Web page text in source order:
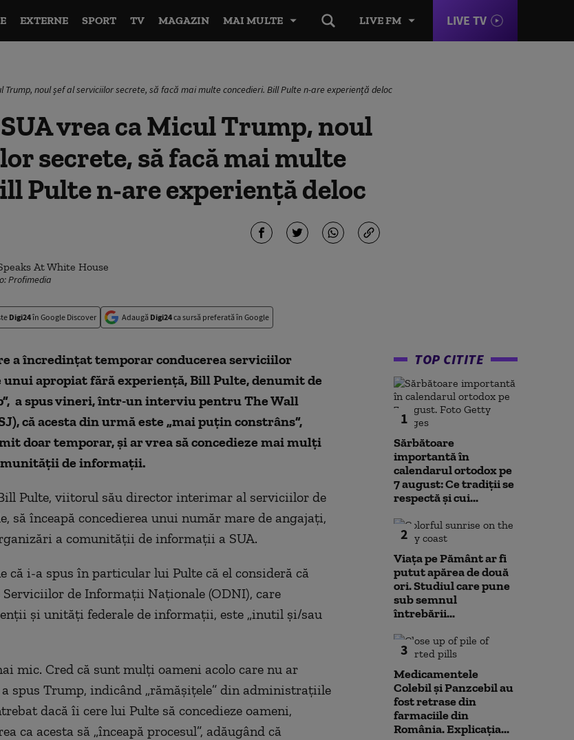
LIVE FM LIVE TV
EXTERNE SPORT TV MAGAZIN MAI MULTE
Trump, noul șef al serviciilor secrete, să facă mai multe concedieri. Bill Pulte n-are experiență deloc
vrea ca Micul Trump, noul
secrete, să facă mai multe
Pulte n-are experiență deloc
Profimedia
Digi24în Google Discover Adaugă Digi24ca sursă preferată în Google
a încredinţat temporar conducerea serviciilor
unui apropiat fără experienţă, Bill Pulte, denumit de
a spus vineri, într-un interviu pentru The Wall
că acesta din urmă este „mai puţin constrâns”,
doar temporar, şi ar vrea să concedieze mai mulţi
de informaţii.
Pulte, viitorul său director interimar al serviciilor de
să înceapă concedierea unui număr mare de angajaţi,
a comunităţii de informaţii a SUA.
că i-a spus în particular lui Pulte că el consideră că
de Informaţii Naţionale (ODNI), care
şi unităţi federale de informaţii, este „inutil şi/sau
mic. Cred că sunt mulţi oameni acolo care nu ar
a spus Trump, indicând „rămăşiţele” din administraţiile
dacă îi cere lui Pulte să concedieze oameni,
ca acesta să „înceapă procesul”, adăugând că
TOP CITITE
1
Sărbătoare
importantă în
calendarul ortodox pe
7 august: Ce tradiții se
respectă și cui...
2
Viața pe Pământ ar fi
putut apărea de două
ori. Studiul care pune
sub semnul
întrebării...
3
Medicamentele
Colebil și Panzcebil au
fost retrase din
farmaciile din
România. Explicația...